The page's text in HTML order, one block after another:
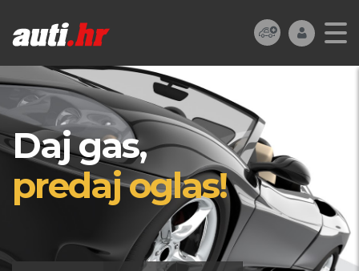
Daj gas,
predaj oglas!